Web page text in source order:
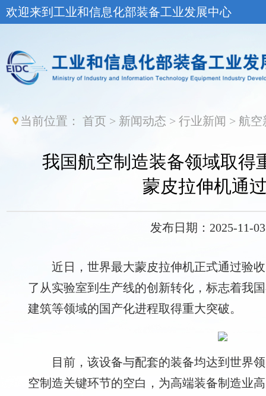
欢迎来到工业和信息化部装备工业发展中心
当前位置：首页 > 新闻动态 >行业新闻 > 航空
我国航空制造装备领域取得
蒙皮拉伸机通
发布日期：2025-11-
近日，世界最大蒙皮拉伸机正式通过验
了从实验室到生产线的创新转化，标志着我
建筑等领域的国产化进程取得重大突破。
目前，该设备与配套的装备均达到世界
空制造关键环节的空白，为高端装备制造业